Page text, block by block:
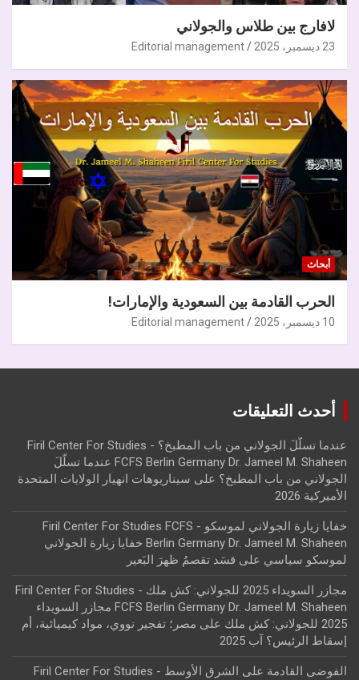
لافارج بين طلاس والجولاني
23 ديسمبر، 2025 Editorial management
أبحاث
الحرب القادمة بين السعودية والإمارات!
10 ديسمبر، 2025 Editorial management
أحدث التعليقات
عندما تسلّلَ الجولاني من باب المطبخ؟ - Firil Center For Studies
FCFS Berlin Germany Dr. Jameel M. Shaheen عندما تسلّلَ
الجولاني من باب المطبخ؟ على سيناريوهات انهيار الولايات المتحدة
الأميركية 2026
خفايا زيارة الجولاني لموسكو - Firil Center For Studies FCFS
Berlin Germany Dr. Jameel M. Shaheen خفايا زيارة الجولاني
لموسكو سياسي على قسَد تقصمُ ظهرَ البَعير
مجازر السويداء 2025 للجولاني: كش ملك - Firil Center For Studies
FCFS Berlin Germany Dr. Jameel M. Shaheen مجازر السويداء
2025 للجولاني: كش ملك
على مصر؛ تفجير نووي، مواد كيميائية، أم
إسقاط الرئيس؟ آب 2025
الفوضى القادمة على الشرق الأوسط - Firil Center For Studies